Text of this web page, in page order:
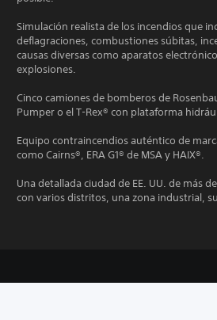
Simulación realista de los incendios que
deflagraciones, combustiones súbitas,
causas diversas como aparatos
explosiones.
Cinco camiones de bomberos de
Pumper o el T-Rex® con plataforma
Equipo contraincendios auténtico de
como Cairns®, ERA G1® de MSA y HAIX®.
Una detallada ciudad de EE. UU. de más
con varios distritos, una zona industrial,